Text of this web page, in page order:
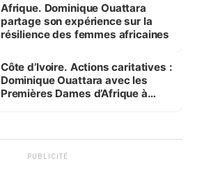
Afrique. Dominique Ouattara
partage son expérience sur la
résilience des femmes africaines
Côte d’Ivoire. Actions caritatives :
Dominique Ouattara avec les
Premières Dames d’Afrique à
PUBLICITÉ